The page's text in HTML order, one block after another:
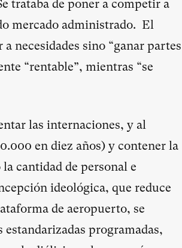
trataba de poner a competir a
mercado administrado. El
necesidades sino “ganar partes
“rentable”, mientras “se
las internaciones, y al
en diez años) y contener la
cantidad de personal e
ideológica, que reduce
de aeropuerto, se
programadas,